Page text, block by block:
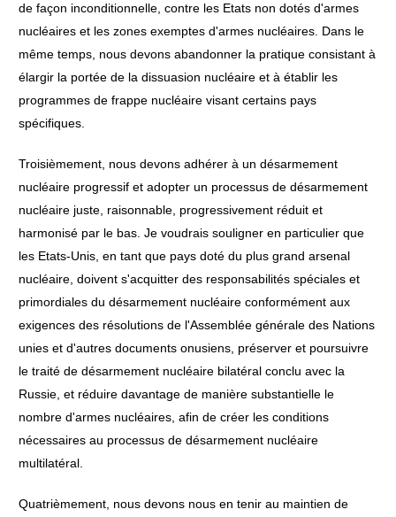
de façon inconditionnelle, contre les Etats non dotés d'armes
nucléaires et les zones exemptes d'armes nucléaires. Dans le
même temps, nous devons abandonner la pratique consistant à
élargir la portée de la dissuasion nucléaire et à établir les
programmes de frappe nucléaire visant certains pays
spécifiques.
Troisièmement, nous devons adhérer à un désarmement
nucléaire progressif et adopter un processus de désarmement
nucléaire juste, raisonnable, progressivement réduit et
harmonisé par le bas. Je voudrais souligner en particulier que
les Etats-Unis, en tant que pays doté du plus grand arsenal
nucléaire, doivent s'acquitter des responsabilités spéciales et
primordiales du désarmement nucléaire conformément aux
exigences des résolutions de l'Assemblée générale des Nations
unies et d'autres documents onusiens, préserver et poursuivre
le traité de désarmement nucléaire bilatéral conclu avec la
Russie, et réduire davantage de manière substantielle le
nombre d'armes nucléaires, afin de créer les conditions
nécessaires au processus de désarmement nucléaire
multilatéral.
Quatrièmement, nous devons nous en tenir au maintien de